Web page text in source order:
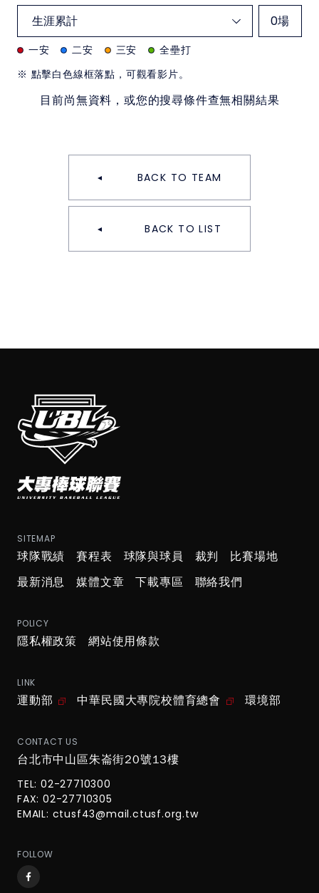
0場
一安 二安 三安
全壘打
※ 點擊白色線框落點，可觀看影片。
目前尚無資料，或您的搜尋條件查無相關結果
BACK TO TEAM
BACK TO LIST
SITEMAP
球隊戰績 賽程表 球隊與球員 裁判
比賽場地
最新消息
媒體文章 下載專區 聯絡我們
POLICY
隱私權政策 網站使用條款
LINK
運動部 中華民國大專院校體育總會 環境部
CONTACT US
台北市中山區朱崙街20號13樓
TEL: 02-27710300
FAX: 02-27710305
EMAIL: ctusf43@mail.ctusf.org.tw
FOLLOW